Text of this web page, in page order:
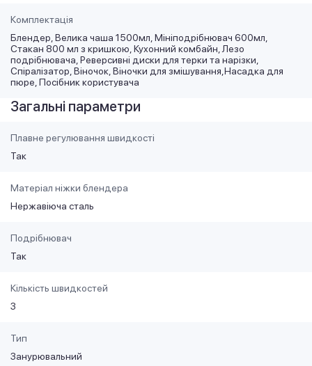
Комплектація
Блендер, Велика чаша 1500мл, Мініподрібнювач 600мл,
Стакан 800 мл з кришкою, Кухонний комбайн, Лезо
подрібнювача, Реверсивні диски для терки та нарізки,
Спіралізатор, Віночок, Віночки для змішування,Насадка для
пюре, Посібник користувача
Загальні параметри
Плавне регулювання швидкості
Так
Матеріал ніжки блендера
Нержавіюча сталь
Подрібнювач
Так
Кількість швидкостей
3
Тип
Занурювальний